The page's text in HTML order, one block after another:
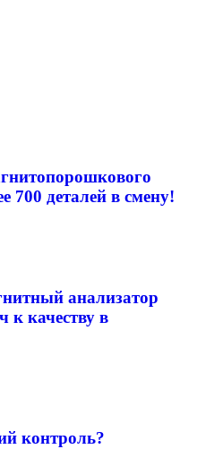
700 деталей в смену!
анализатор
качеству в
контроль?